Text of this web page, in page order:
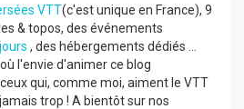
VTT(c'est unique en France), 9
& topos, des événements
, des hébergements dédiés ...
l'envie d'animer ce blog
qui, comme moi, aiment le VTT
trop ! A bientôt sur nos